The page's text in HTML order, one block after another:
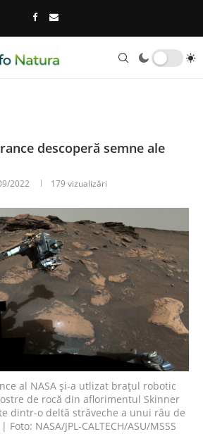
descoperă semne ale
2022 179 vizualizări
al NASA și-a utlizat brațul robotic
de rocă din aflorimentul Skinner
dintr-o deltă străveche a unui râu de
NASA/JPL-CALTECH/ASU/MSSS